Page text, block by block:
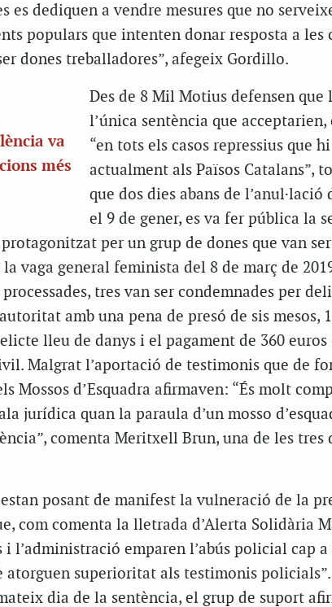
es dediquen a vendre mesures que no
populars que intenten donar resposta a les
dones treballadores”, afegeix Gordillo.
va
més
Des de 8 Mil Motius defensen que
l’única sentència que acceptarien,
“en tots els casos repressius que
actualment als Països Catalans”,
que dos dies abans de
el 9 de gener, es va fer pública la
protagonitzat per un grup de dones que van
vaga general feminista del 8 de març de
tres van ser condemnades per
amb una pena de presó de sis mesos,
lleu de danys i el pagament de 360 euros
Malgrat l’aportació de testimonis que de
Mossos d’Esquadra afirmaven: “És molt
jurídica quan la paraula d’un mosso
comenta Meritxell Brun, una de les tres
posant de manifest la vulneració de la
com comenta la lletrada d’Alerta Solidària
l’administració emparen l’abús policial cap a
atorguen superioritat als testimonis
dia de la sentència, el grup de suport